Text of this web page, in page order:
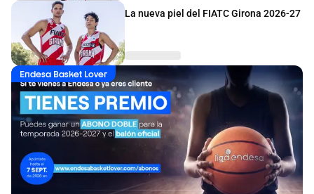
La nueva piel del FIATC Girona 2026-27
Endesa Basket Lover